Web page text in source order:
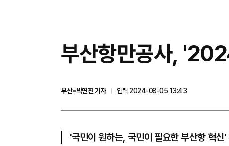
부산항만공사,
부산=박연진 기자
입력 2024-08-05 13:43
'국민이 원하는, 국민이 필요한 부산항 혁